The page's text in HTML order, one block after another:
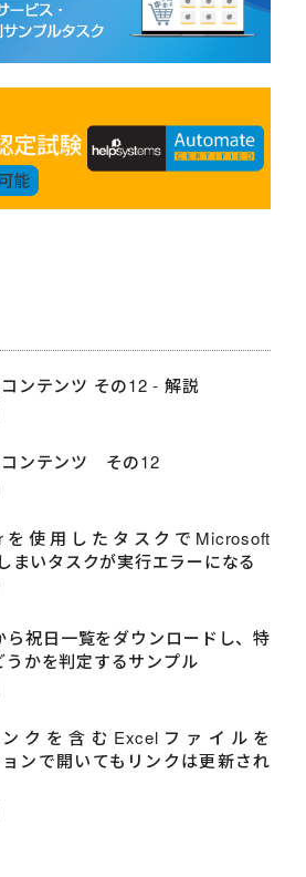
ンテンツ その12 - 解説
ンテンツ その12
を使用したタスクでMicrosoft
まいタスクが実行エラーになる
ら祝日一覧をダウンロードし、特
うかを判定するサンプル
クを含むExcelファイルを
ョンで開いてもリンクは更新され